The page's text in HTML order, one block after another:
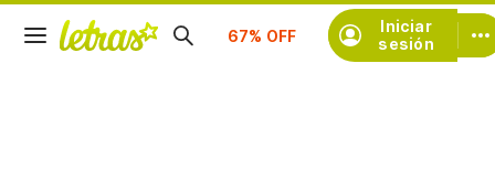
Iniciar
sesión
Suscríbete